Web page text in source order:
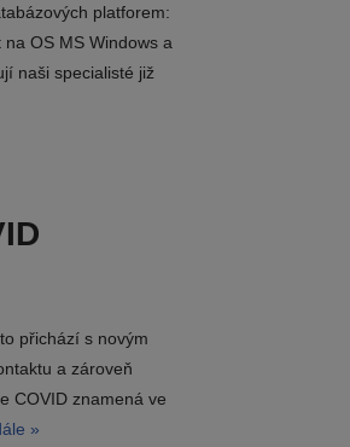
platforem:
OS MS Windows a
naši specialisté již
přichází s novým
a zároveň
COVID znamená ve
»